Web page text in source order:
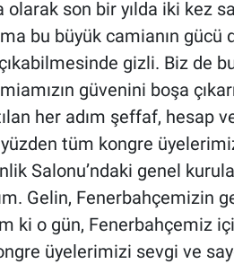
olarak son bir yılda iki kez
bu büyük camianın gücü
gizli. Biz de
güvenini boşa
her adım şeffaf, hesap
tüm kongre
Salonu’ndaki genel
Gelin, Fenerbahçemizin
ki o gün, Fenerbahçemiz
üyelerimizi sevgi ve